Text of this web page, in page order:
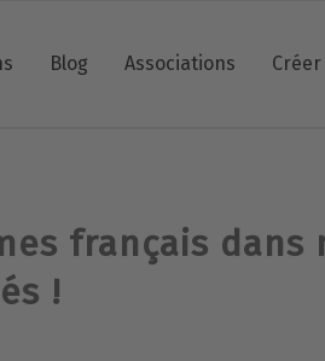
Blog Associations
français dans
!